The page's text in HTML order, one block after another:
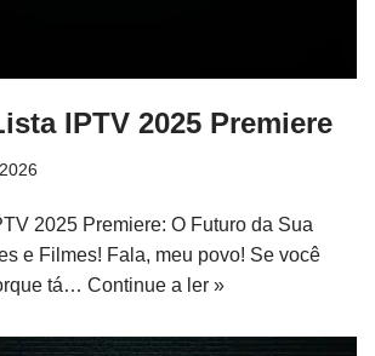
IPTV 2025 Premiere
2025 Premiere: O Futuro da Sua
e Filmes! Fala, meu povo! Se você
tá… Continue a ler »